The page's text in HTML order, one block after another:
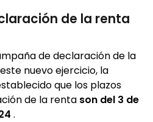
de la renta
de declaración de la
nuevo ejercicio, la
que los plazos
de la renta son del 3 de
.